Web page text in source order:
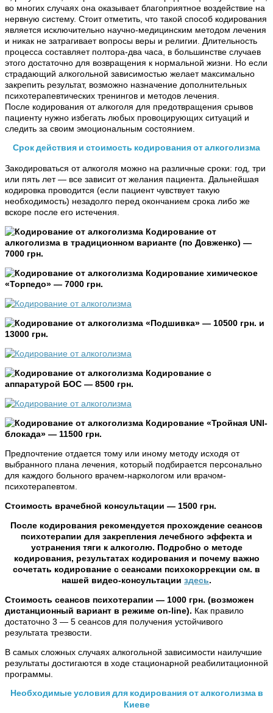
во многих случаях она оказывает благоприятное воздействие на
нервную систему. Стоит отметить, что такой способ кодирования
является исключительно научно-медицинским методом лечения
и никак не затрагивает вопросы веры и религии. Длительность
процесса составляет полтора-два часа, в большинстве случаев
этого достаточно для возвращения к нормальной жизни. Но если
страдающий алкогольной зависимостью желает максимально
закрепить результат, возможно назначение дополнительных
психотерапевтических тренингов и методов лечения.
После кодирования от алкоголя для предотвращения срывов
пациенту нужно избегать любых провоцирующих ситуаций и
следить за своим эмоциональным состоянием.
Срок действия и стоимость кодирования от алкоголизма
Закодироваться от алкоголя можно на различные сроки: год, три
или пять лет — все зависит от желания пациента. Дальнейшая
кодировка проводится (если пациент чувствует такую
необходимость) незадолго перед окончанием срока либо же
вскоре после его истечения.
Кодирование от
алкоголизма в традиционном варианте (по Довженко) —
7000 грн.
Кодирование химическое
«Торпедо» — 7000 грн.
«Подшивка» — 10500 грн. и
13000 грн.
Кодирование с
аппаратурой БОС — 8500 грн.
Кодирование «Тройная UNI-
блокада» — 11500 грн.
Предпочтение отдается тому или иному методу исходя от
выбранного плана лечения, который подбирается персонально
для каждого больного врачем-наркологом или врачом-
психотерапевтом.
Стоимость врачебной консультации — 1500 грн.
После кодирования рекомендуется прохождение сеансов
психотерапии для закрепления лечебного эффекта и
устранения тяги к алкоголю. Подробно о методе
кодирования, результатах кодирования и почему важно
сочетать кодирование с сеансами психокоррекции см. в
нашей видео-консультации здесь.
Стоимость сеансов психотерапии — 1000 грн. (возможен
дистанционный вариант в режиме on-line). Как правило
достаточно 3 — 5 сеансов для получения устойчивого
результата трезвости.
В самых сложных случаях алкогольной зависимости наилучшие
результаты достигаются в ходе стационарной реабилитационной
программы.
Необходимые условия для кодирования от алкоголизма в
Киеве